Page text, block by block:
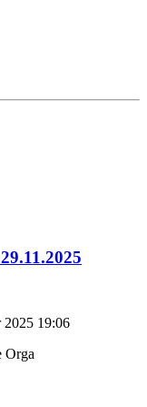
2025 19:06
Orga